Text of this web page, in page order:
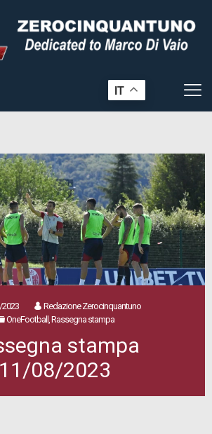
IT
Redazione Zerocinquantuno
OneFootball, Rassegna stampa
stampa
11/08/2023